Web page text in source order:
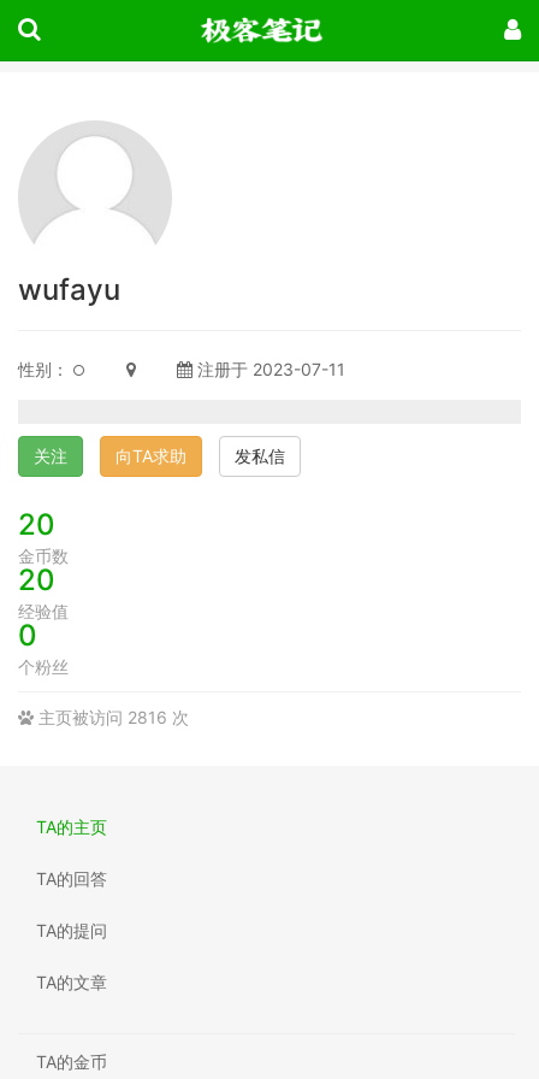
wufayu
性别： 注册于 2023-07-11
关注 向TA求助 发私信
20
金币数
20
经验值
0
个粉丝
主页被访问 2816 次
TA的主页
TA的回答
TA的提问
TA的文章
TA的金币